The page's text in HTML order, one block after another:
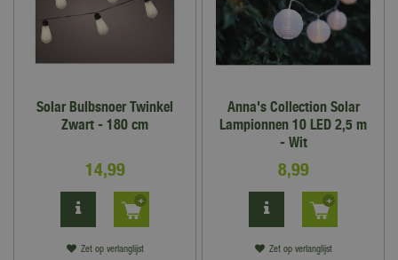
Solar Bulbsnoer Twinkel
Zwart - 180 cm
14,99
Zet op verlanglijst
Anna's Collection Solar
Lampionnen 10 LED 2,5 m
- Wit
8,99
Zet op verlanglijst